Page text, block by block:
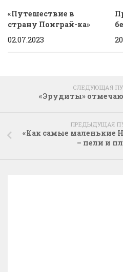
«Путешествие в
страну Поиграй-ка»
02.07.2023
СЛЕДУЮЩАЯ
«Эрудиты»
ПРЕДЫДУЩАЯ
«Как самые маленькие
– пели и